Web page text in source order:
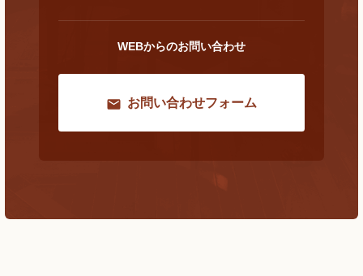
WEBからのお問い合わせ
お問い合わせフォーム